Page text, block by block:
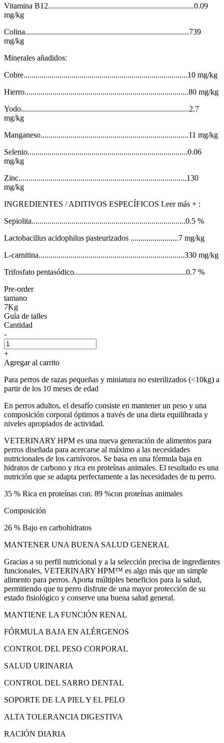
Vitamina B12.........................................................................0.09
mg/kg
Colina..................................................................................739
mg/kg
Minerales añadidos:
Cobre..................................................................................10 mg/kg
Hierro..................................................................................80 mg/kg
Yodo....................................................................................2.7
mg/kg
Manganeso..........................................................................11 mg/kg
Selenio................................................................................0.06
mg/kg
Zinc....................................................................................130
mg/kg
INGREDIENTES / ADITIVOS ESPECÍFICOS Leer más + :
Sepiolita.............................................................................0.5 %
Lactobacillus acidophilus pasteurizados ........................7 mg/kg
L-carnitina.........................................................................330 mg/kg
Trifosfato pentasódico........................................................0.7 %
Pre-order
tamano
7Kg
Guía de talles
Cantidad
-
+
Agregar al carrito
Para perros de razas pequeñas y miniatura no esterilizados (<10kg) a
partir de los 10 meses de edad
En perros adultos, el desafío consiste en mantener un peso y una
composición corporal óptimos a través de una dieta equilibrada y
niveles apropiados de actividad.
VETERINARY HPM es una nueva generación de alimentos para
perros diseñada para acercarse al máximo a las necesidades
nutricionales de los carnívoros. Se basa en una fórmula baja en
hidratos de carbono y rica en proteínas animales. El resultado es una
nutrición que se adapta perfectamente a las necesidades de tu perro.
35 % Rica en proteínas con. 89 %con proteínas animales
Composición
26 % Bajo en carbohidratos
MANTENER UNA BUENA SALUD GENERAL
Gracias a su perfil nutricional y a la selección precisa de ingredientes
funcionales, VETERINARY HPM™ es algo más que un simple
alimento para perros. Aporta múltiples beneficios para la salud,
permitiendo que tu perro disfrute de una mayor protección de su
estado fisiológico y conserve una buena salud general.
MANTIENE LA FUNCIÓN RENAL
FÓRMULA BAJA EN ALÉRGENOS
CONTROL DEL PESO CORPORAL
SALUD URINARIA
CONTROL DEL SARRO DENTAL
SOPORTE DE LA PIEL Y EL PELO
ALTA TOLERANCIA DIGESTIVA
RACIÓN DIARIA